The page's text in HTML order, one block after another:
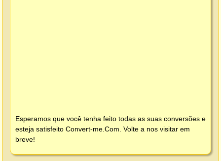
Esperamos que você tenha feito todas as suas conversões e
esteja satisfeito Convert-me.Com . Volte a nos visitar em
breve!